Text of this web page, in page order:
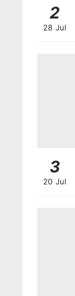
2
28 Jul
3
20 Jul